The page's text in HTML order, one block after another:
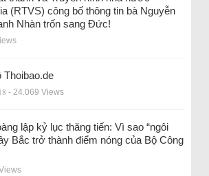
(RTVS) công bố thông tin bà Nguyễn
Nhàn trốn sang Đức!
Thoibao.de
- 24.069 Views
lập kỷ lục thăng tiến: Vì sao “ngôi
Bắc trở thành điểm nóng của Bộ Công